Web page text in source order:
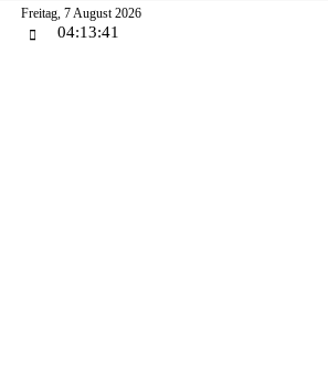
Freitag, 7August 2026
04:13:41